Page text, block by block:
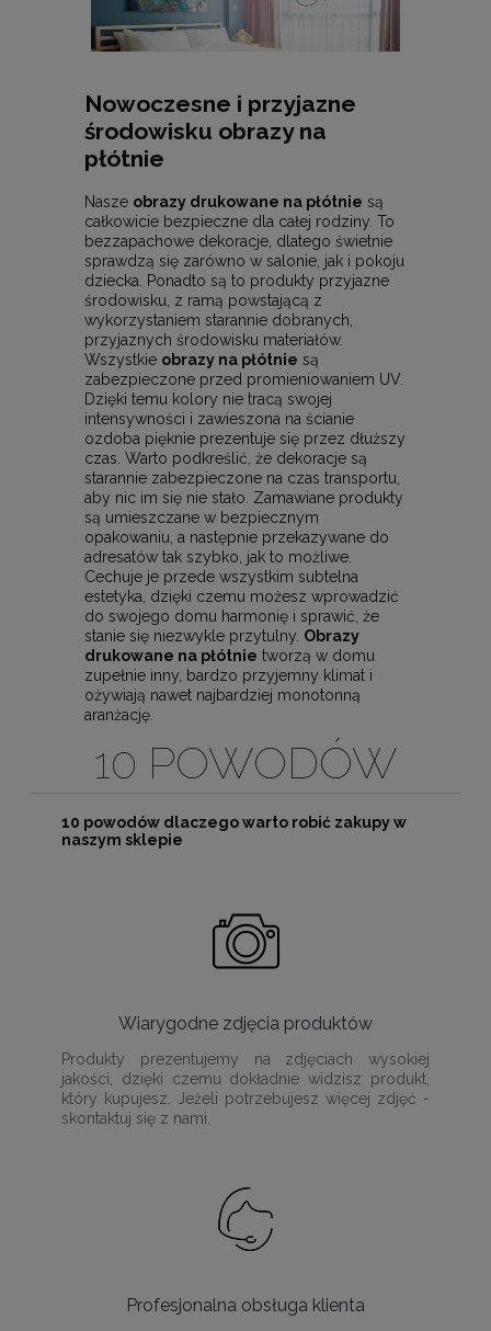
Nowoczesne i przyjazne
środowisku obrazy na
płótnie
Nasze obrazy drukowane na płótnie są
całkowicie bezpieczne dla całej rodziny. To
bezzapachowe dekoracje, dlatego świetnie
sprawdzą się zarówno w salonie, jak i pokoju
dziecka. Ponadto są to produkty przyjazne
środowisku, z ramą powstającą z
wykorzystaniem starannie dobranych,
przyjaznych środowisku materiałów.
Wszystkie obrazy na płótnie są
zabezpieczone przed promieniowaniem UV.
Dzięki temu kolory nie tracą swojej
intensywności i zawieszona na ścianie
ozdoba pięknie prezentuje się przez dłuższy
czas. Warto podkreślić, że dekoracje są
starannie zabezpieczone na czas transportu,
aby nic im się nie stało. Zamawiane produkty
są umieszczane w bezpiecznym
opakowaniu, a następnie przekazywane do
adresatów tak szybko, jak to możliwe.
Cechuje je przede wszystkim subtelna
estetyka, dzięki czemu możesz wprowadzić
do swojego domu harmonię i sprawić, że
stanie się niezwykle przytulny. Obrazy
drukowane na płótnie tworzą w domu
zupełnie inny, bardzo przyjemny klimat i
ożywiają nawet najbardziej monotonną
aranżację.
10 POWODÓW
10 powodów dlaczego warto robić zakupy w
naszym sklepie
Wiarygodne zdjęcia produktów
Produkty prezentujemy na zdjęciach wysokiej
jakości, dzięki czemu dokładnie widzisz produkt,
który kupujesz. Jeżeli potrzebujesz więcej zdjęć -
skontaktuj się z nami.
Profesjonalna obsługa klienta